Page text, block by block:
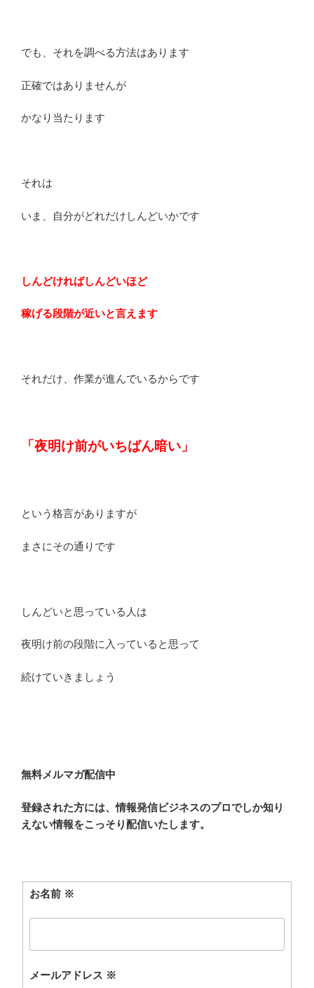
でも、それを調べる方法はあります
正確ではありませんが
かなり当たります
それは
いま、自分がどれだけしんどいかです
しんどければしんどいほど
稼げる段階が近いと言えます
それだけ、作業が進んでいるからです
「夜明け前がいちばん暗い」
という格言がありますが
まさにその通りです
しんどいと思っている人は
夜明け前の段階に入っていると思って
続けていきましょう
無料メルマガ配信中
登録された方には、情報発信ビジネスのプロでしか知り
えない情報をこっそり配信いたします。
お名前 ※
メールアドレス ※